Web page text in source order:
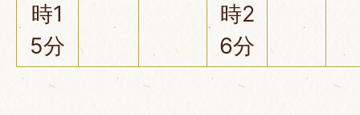
時1
5分
時2
6分